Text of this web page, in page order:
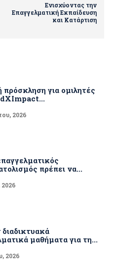
Ενισχύοντας την
Επαγγελματική Εκπαίδευση
και Κατάρτιση
πρόσκληση για ομιλητές
2026
πρέπει να...
2026
μαθήματα για τη...
2026